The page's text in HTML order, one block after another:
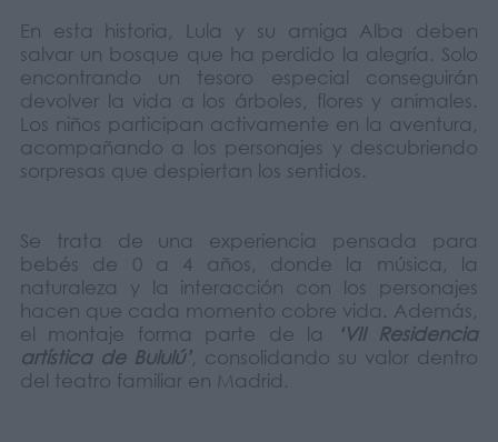
En esta historia, Lula y su amiga Alba deben
salvar un bosque que ha perdido la alegría. Solo
encontrando un tesoro especial conseguirán
devolver la vida a los árboles, flores y animales.
Los niños participan activamente en la aventura,
acompañando a los personajes y descubriendo
sorpresas que despiertan los sentidos.
Se trata de una experiencia pensada para
bebés de 0 a 4 años, donde la música, la
naturaleza y la interacción con los personajes
hacen que cada momento cobre vida. Además,
el montaje forma parte de la
‘VII Residencia
artística de Bululú’, consolidando su valor dentro
del teatro familiar en Madrid.